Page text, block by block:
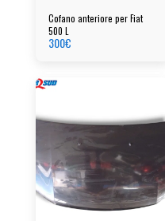
Cofano anteriore per Fiat
500 L
300€